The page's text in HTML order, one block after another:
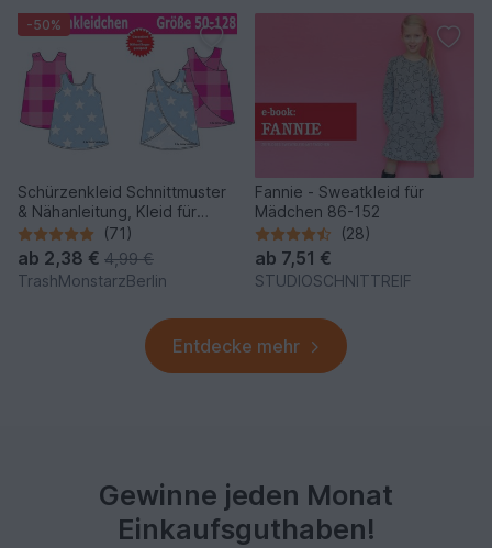
-50%
Schürzenkleid Schnittmuster
& Nähanleitung, Kleid für
Kinder und Babys
(71)
ab 2,38 € 4,99 €
TrashMonstarzBerlin
Fannie - Sweatkleid für
Mädchen 86-152
(28)
ab 7,51 €
STUDIOSCHNITTREIF
Entdecke mehr
Gewinne jeden Monat
Einkaufsguthaben!